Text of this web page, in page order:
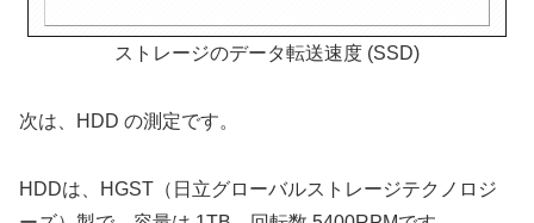
ストレージのデータ転送速度 (SSD)
次は、HDD の測定です。
HDDは、HGST（日立グローバルストレージテクノロジ